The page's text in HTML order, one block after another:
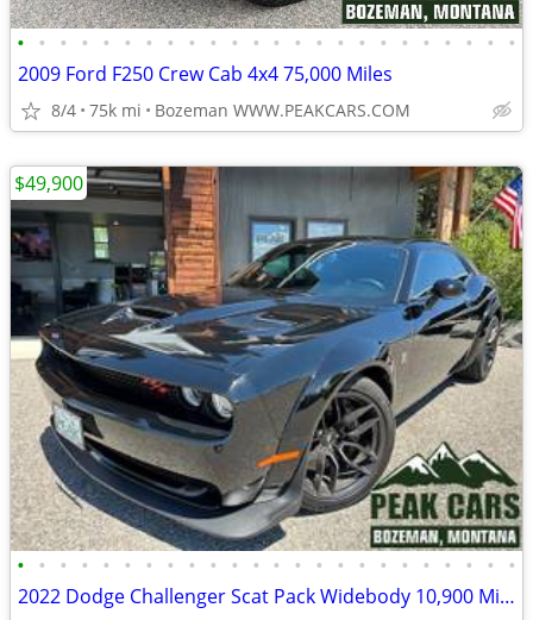
• • • • • • • • • • • • • • • • • • • • • • • •
2009 Ford F250 Crew Cab 4x4 75,000 Miles
8/4 75k mi Bozeman WWW.PEAKCARS.COM
• • • • • • • • • • • • • • • • • • • • • • • •
2022 Dodge Challenger Scat Pack Widebody 10,900 Miles
$49,900